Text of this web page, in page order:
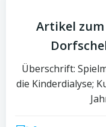
Artikel
Überschrift:
die Kinderdialyse;